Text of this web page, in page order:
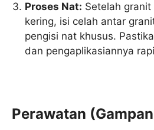
Proses Nat: Setelah
kering, isi celah antar
pengisi nat khusus.
dan pengaplikasiannya
Perawatan